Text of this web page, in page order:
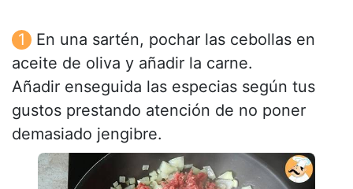
En una sartén, pochar las cebollas en
aceite de oliva y añadir la carne.
Añadir enseguida las especias según tus
gustos prestando atención de no poner
demasiado jengibre.